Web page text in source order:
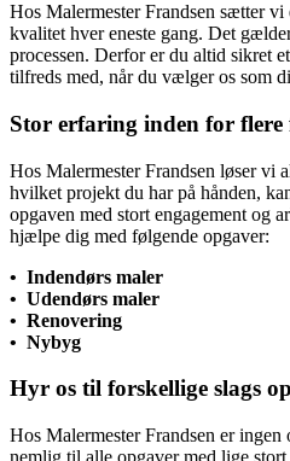
Hos Malermester Frandsen sætter
kvalitet hver eneste gang. Det
processen. Derfor er du altid sikret
tilfreds med, når du vælger os som
Stor erfaring inden for flere
Hos Malermester Frandsen løser vi
hvilket projekt du har på hånden,
opgaven med stort engagement og
hjælpe dig med følgende opgaver:
• Indendørs maler
• Udendørs maler
• Renovering
• Nybyg
Hyr os til forskellige slags
Hos Malermester Frandsen er